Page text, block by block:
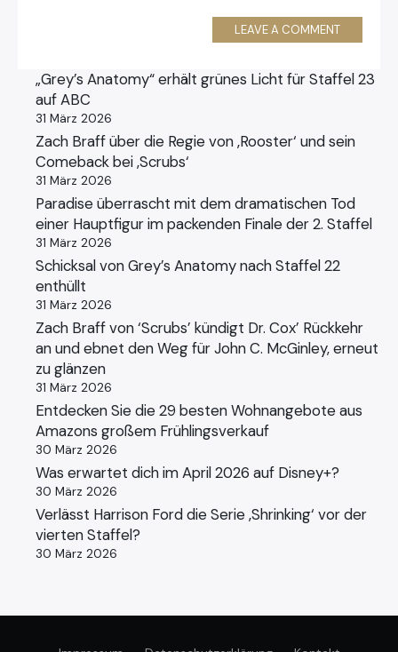
LEAVE A COMMENT
„Grey’s Anatomy“ erhält grünes Licht für Staffel 23
auf ABC
31 März 2026
Zach Braff über die Regie von ‚Rooster‘ und sein
Comeback bei ‚Scrubs‘
31 März 2026
Paradise überrascht mit dem dramatischen Tod
einer Hauptfigur im packenden Finale der 2. Staffel
31 März 2026
Schicksal von Grey’s Anatomy nach Staffel 22
enthüllt
31 März 2026
Zach Braff von ‘Scrubs’ kündigt Dr. Cox’ Rückkehr
an und ebnet den Weg für John C. McGinley, erneut
zu glänzen
31 März 2026
Entdecken Sie die 29 besten Wohnangebote aus
Amazons großem Frühlingsverkauf
30 März 2026
Was erwartet dich im April 2026 auf Disney+?
30 März 2026
Verlässt Harrison Ford die Serie ‚Shrinking‘ vor der
vierten Staffel?
30 März 2026